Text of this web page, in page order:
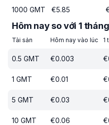
1000 GMT €5.85
Hôm nay so với 1
Tài sản Hôm nay vào lúc 1
0.5 GMT €0.003 €
1 GMT €0.01 €
5 GMT €0.03 €
10 GMT €0.06 €